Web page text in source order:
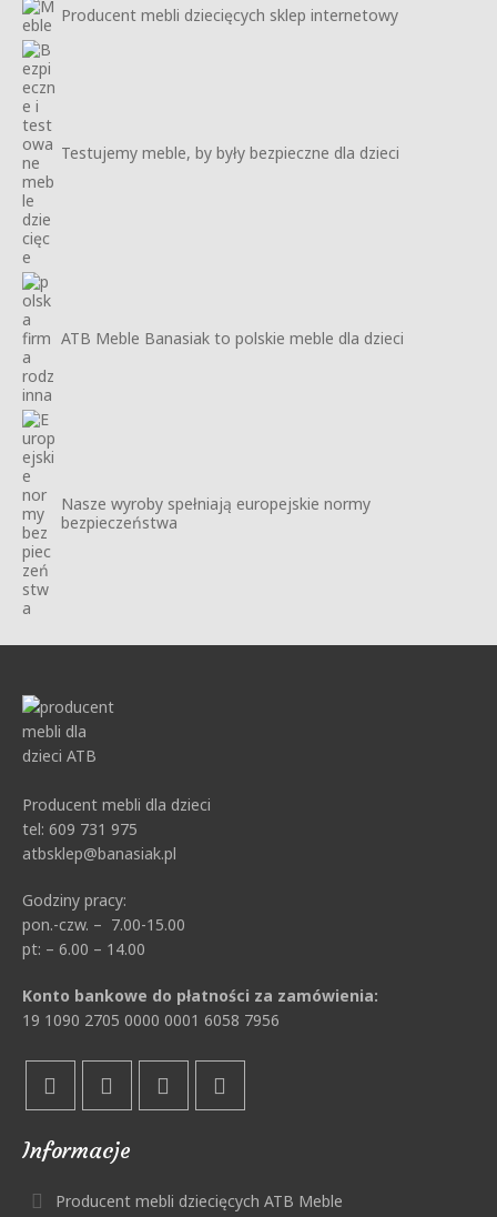
Producent mebli dziecięcych sklep internetowy
Testujemy meble, by były bezpieczne dla dzieci
ATB Meble Banasiak to polskie meble dla dzieci
Nasze wyroby spełniają europejskie normy
bezpieczeństwa
Producent mebli dla dzieci
tel: 609 731 975
atbsklep@banasiak.pl
Godziny pracy:
pon.-czw. – 7.00-15.00
pt: – 6.00 – 14.00
Konto bankowe do płatności za zamówienia:
19 1090 2705 0000 0001 6058 7956
Informacje
Producent mebli dziecięcych ATB Meble